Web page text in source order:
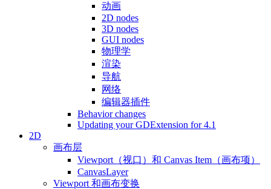
动画
2D nodes
3D nodes
GUI nodes
物理学
渲染
导航
网络
编辑器插件
Behavior changes
Updating your GDExtension for 4.1
2D
画布层
Viewport（视口）和 Canvas Item（画布项）
CanvasLayer
Viewport 和画布变换